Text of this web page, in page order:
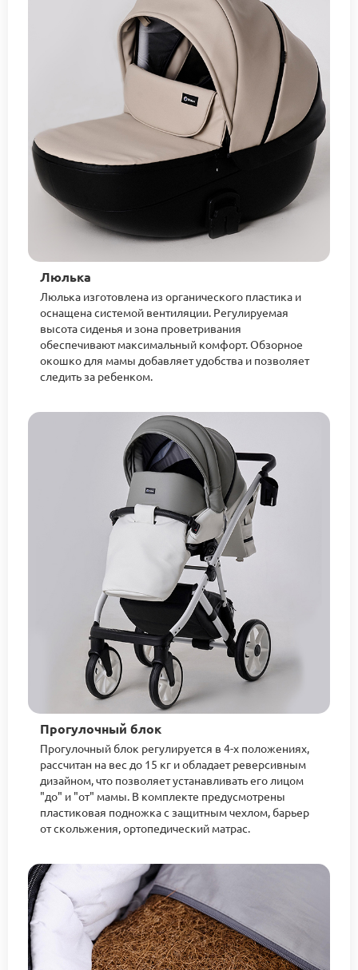
Люлька
Люлька изготовлена из органического пластика и
оснащена системой вентиляции. Регулируемая
высота сиденья и зона проветривания
обеспечивают максимальный комфорт. Обзорное
окошко для мамы добавляет удобства и позволяет
следить за ребенком.
Прогулочный блок
Прогулочный блок регулируется в 4-х положениях,
рассчитан на вес до 15 кг и обладает реверсивным
дизайном, что позволяет устанавливать его лицом
"до" и "от" мамы. В комплекте предусмотрены
пластиковая подножка с защитным чехлом, барьер
от скольжения, ортопедический матрас.